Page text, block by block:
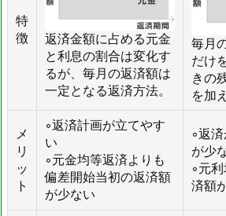
均等
償還
10
年
11
～
15
年
16～
20年
25年
全国 1 3 13 5
茨城
0 0 0 0
平均：全国34.3年/茨城
特
徴
返済金額に占める元金
と利息の割合は変化す
るが、毎月の返済額は
一定となる返済方法。
毎月
だけ
きの
を加
メ
リ
ッ
ト
◦返済計画が立てやす
い
◦元金均等返済よりも
偏差開始当初の返済額
が少ない
◦返
が少
◦元
済額